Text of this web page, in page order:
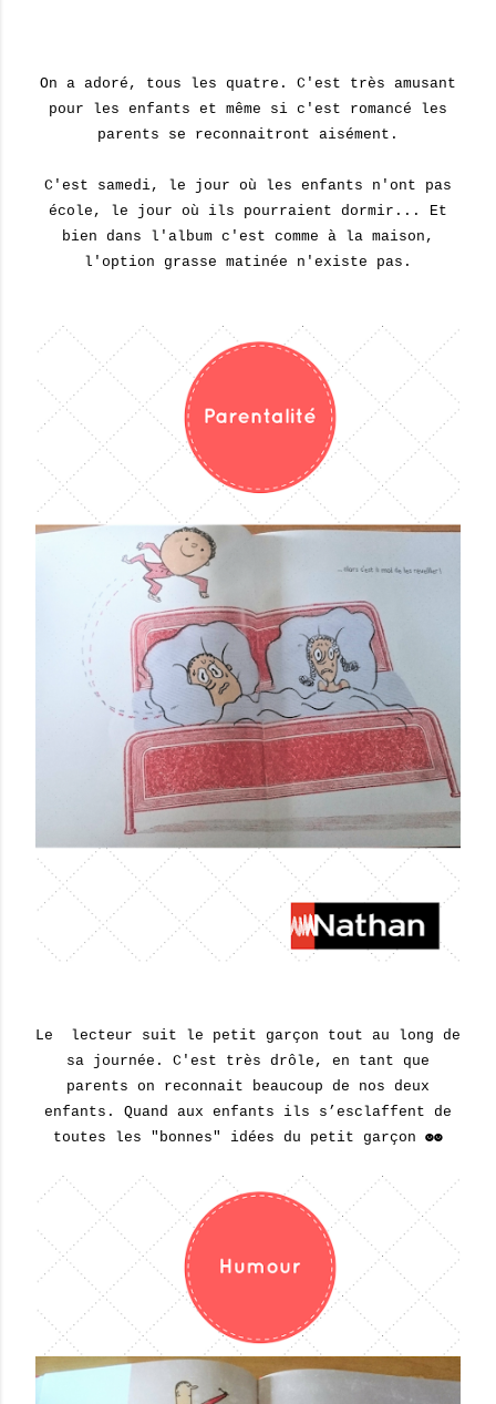
On a adoré, tous les quatre. C'est très amusant
pour les enfants et même si c'est romancé les
parents se reconnaitront aisément.
C'est samedi, le jour où les enfants n'ont pas
école, le jour où ils pourraient dormir... Et
bien dans l'album c'est comme à la maison,
l'option grasse matinée n'existe pas.
Le lecteur suit le petit garçon tout au long de
sa journée. C'est très drôle, en tant que
parents on reconnait beaucoup de nos deux
enfants. Quand aux enfants ils s’esclaffent de
toutes les "bonnes" idées du petit garçon ☻☻